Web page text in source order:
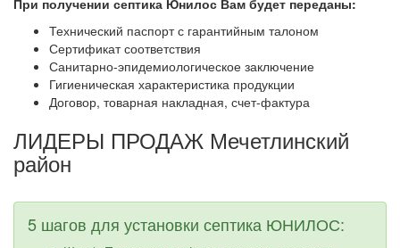
При получении септика Юнилос Вам будет переданы:
Технический паспорт с гарантийным талоном
Сертификат соответствия
Санитарно-эпидемиологическое заключение
Гигиеническая характеристика продукции
Договор, товарная накладная, счет-фактура
ЛИДЕРЫ ПРОДАЖ Мечетлинский
район
5 шагов для установки септика ЮНИЛОС: